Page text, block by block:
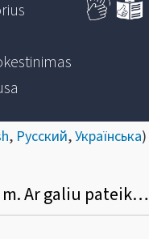
, Русский,Українська)
Mano paraiška subsidijai gauti buvo nepriimta, nes nepateikiau pajamų mokesčio deklaracijos už 2020 m. Ar galiu pateikęs deklaraciją vėl teikti paraišką?